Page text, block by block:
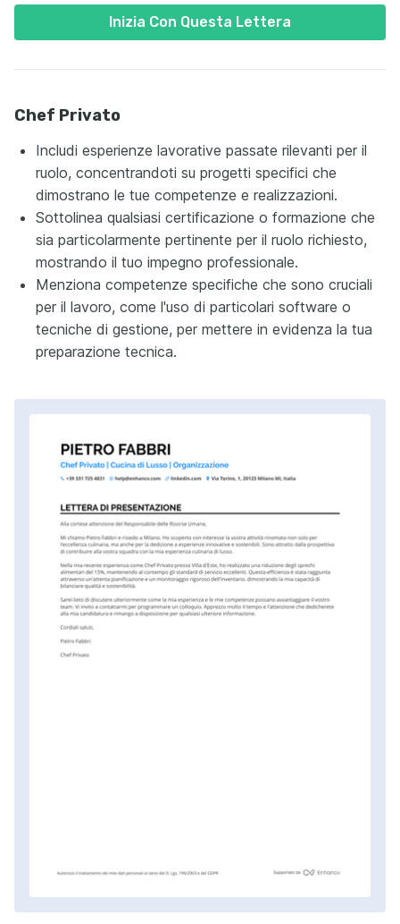
Inizia Con Questa Lettera
Chef Privato
Includi esperienze lavorative passate rilevanti per il
ruolo, concentrandoti su progetti specifici che
dimostrano le tue competenze e realizzazioni.
Sottolinea qualsiasi certificazione o formazione che
sia particolarmente pertinente per il ruolo richiesto,
mostrando il tuo impegno professionale.
Menziona competenze specifiche che sono cruciali
per il lavoro, come l'uso di particolari software o
tecniche di gestione, per mettere in evidenza la tua
preparazione tecnica.